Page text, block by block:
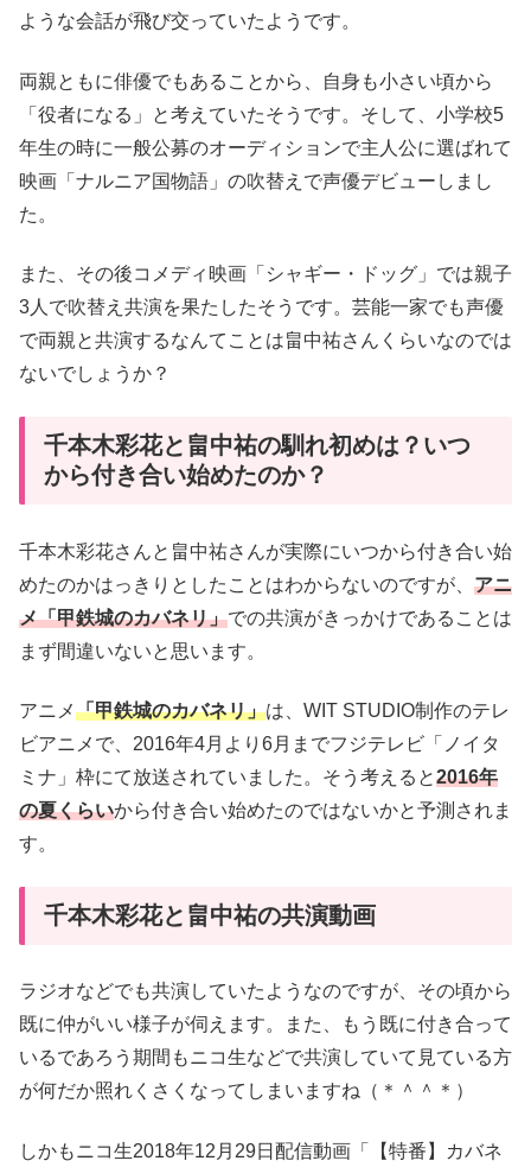
ような会話が飛び交っていたようです。
両親ともに俳優でもあることから、自身も小さい頃から
「役者になる」と考えていたそうです。そして、小学校5
年生の時に一般公募のオーディションで主人公に選ばれて
映画「ナルニア国物語」の吹替えで声優デビューしまし
た。
また、その後コメディ映画「シャギー・ドッグ」では親子
3人で吹替え共演を果たしたそうです。芸能一家でも声優
で両親と共演するなんてことは畠中祐さんくらいなのでは
ないでしょうか？
千本木彩花と畠中祐の馴れ初めは？いつ
から付き合い始めたのか？
千本木彩花さんと畠中祐さんが実際にいつから付き合い始
めたのかはっきりとしたことはわからないのですが、 アニ
メ「甲鉄城のカバネリ」での共演がきっかけであることは
まず間違いないと思います。
アニメ「甲鉄城のカバネリ」は、WIT STUDIO制作のテレ
ビアニメで、2016年4月より6月までフジテレビ「ノイタ
ミナ」枠にて放送されていました。そう考えると2016年
の夏くらいから付き合い始めたのではないかと予測されま
す。
千本木彩花と畠中祐の共演動画
ラジオなどでも共演していたようなのですが、その頃から
既に仲がいい様子が伺えます。また、もう既に付き合って
いるであろう期間もニコ生などで共演していて見ている方
が何だか照れくさくなってしまいますね（＊＾＾＊）
しかもニコ生2018年12月29日配信動画「【特番】カバネ